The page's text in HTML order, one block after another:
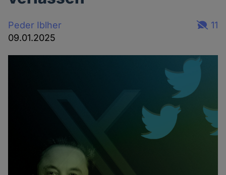
Peder Iblher
09.01.2025
11